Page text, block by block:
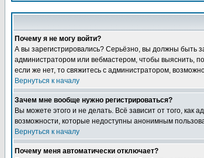
Почему я не могу войти?
А вы зарегистрировались? Серьёзно, вы должны быть
администратором или вебмастером, чтобы выяснить,
если же нет, то свяжитесь с администратором,
Вернуться к началу
Зачем мне вообще нужно регистрироваться?
Вы можете этого и не делать. Всё зависит от того,
возможности, которые недоступны анонимным
Вернуться к началу
Почему меня автоматически отключает?